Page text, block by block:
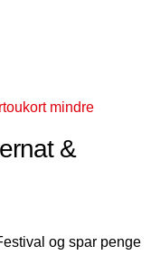
&
og spar penge